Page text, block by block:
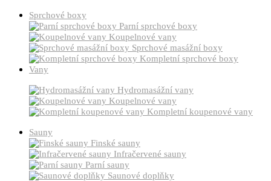
Sprchové boxy
Parní sprchové boxy
Koupelnové vany
Sprchové masážní boxy
Kompletní sprchové boxy
Vany
Hydromasážní vany
Koupelnové vany
Kompletní koupenové vany
Sauny
Finské sauny
Infračervené sauny
Parní sauny
Saunové doplňky